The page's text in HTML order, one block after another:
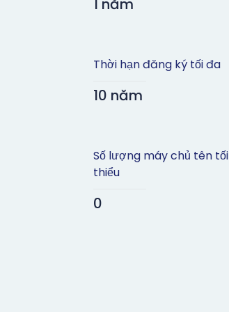
1 năm
Thời hạn đăng ký tối đa
10 năm
Số lượng máy chủ tên tối
thiểu
0